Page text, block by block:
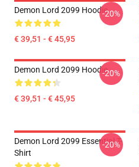
Demon Lord 2099 Hoodie
€ 39,51 - € 45,95
-20%
Demon Lord 2099 Hoodie
€ 39,51 - € 45,95
-20%
Demon Lord 2099 Essential T-
Shirt
-20%